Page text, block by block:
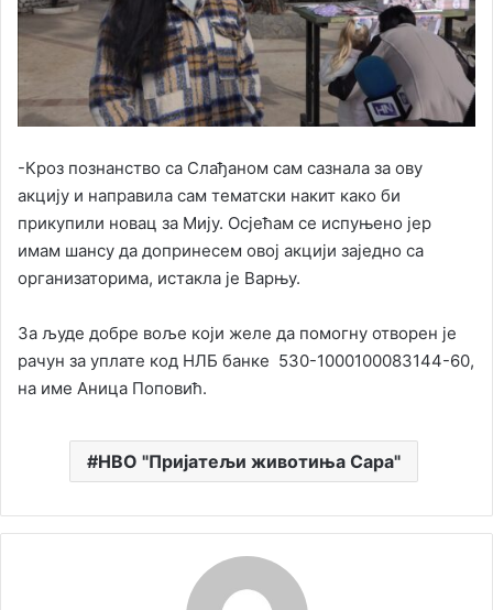
-Кроз познанство са Слађаном сам сазнала за ову
акцију и направила сам тематски накит како би
прикупили новац за Мију. Осјећам се испуњено јер
имам шансу да допринесем овој акцији заједно са
организаторима, истакла је Варњу.
За људе добре воље који желе да помогну отворен је
рачун за уплате код НЛБ банке 530-1000100083144-60,
на име Аница Поповић.
НВО "Пријатељи животиња Сара"